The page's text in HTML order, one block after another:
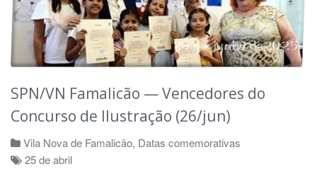
SPN/VN Famalicão — Vencedores do
Concurso de Ilustração (26/jun)
Vila Nova de Famalicão, Datas comemorativas
25 de abril